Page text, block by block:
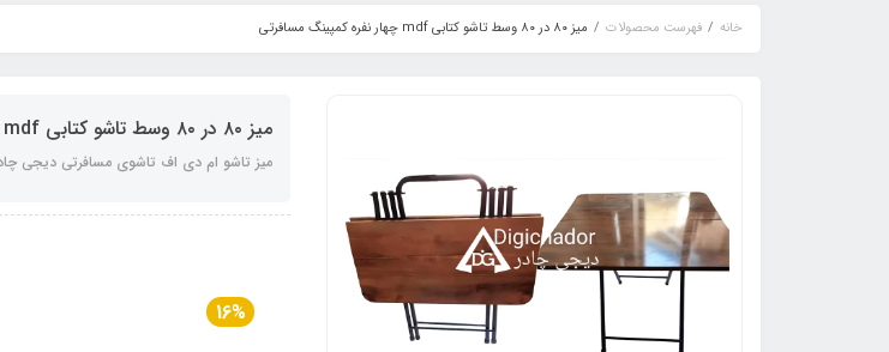
خانه فهرست محصولات میز ۸۰ در ۸۰ وسط تاشو کتابی mdf چهار نفره کمپینگ مسافرتی
میز ۸۰ در ۸۰ وسط تاشو کتابی mdf چهار نفره کمپینگ مسافرتی
میز تاشو ام دی اف تاشوی مسافرتی دیجی چادر ۴
16%